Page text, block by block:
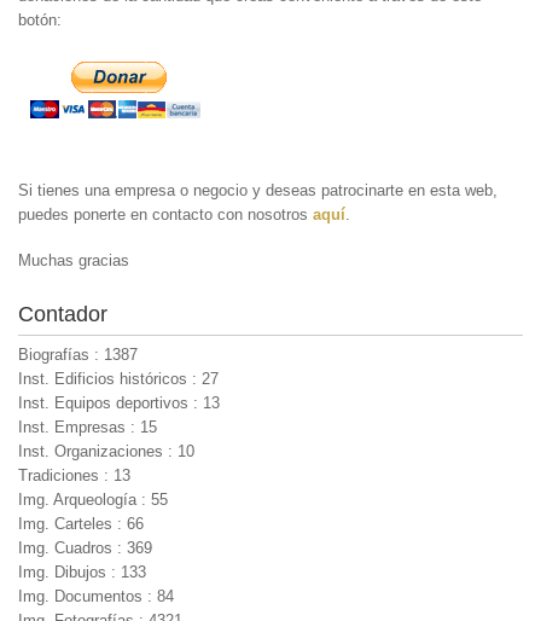
botón:
Si tienes una empresa o negocio y deseas patrocinarte en esta web,
puedes ponerte en contacto con nosotros aquí
Muchas gracias
Contador
Biografías : 1387
Inst. Edificios históricos : 27
Inst. Equipos deportivos : 13
Inst. Empresas : 15
Inst. Organizaciones : 10
Tradiciones : 13
Img. Arqueología : 55
Img. Carteles : 66
Img. Cuadros : 369
Img. Dibujos : 133
Img. Documentos : 84